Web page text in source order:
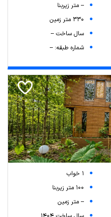
-- متر زیربنا
330 متر زمین
سال ساخت --
شماره طبقه: --
1 خواب
100 متر زیربنا
-- متر زمین